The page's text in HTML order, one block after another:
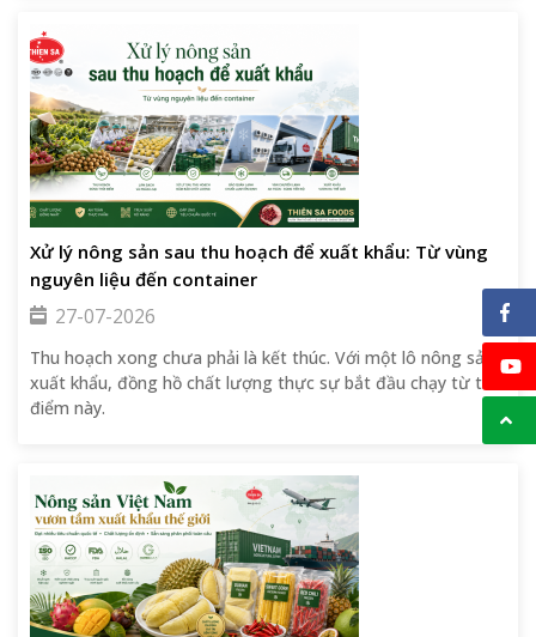
Xử lý nông sản sau thu hoạch để xuất khẩu: Từ vùng
nguyên liệu đến container
27-07-2026
Thu hoạch xong chưa phải là kết thúc. Với một lô nông sản
xuất khẩu, đồng hồ chất lượng thực sự bắt đầu chạy từ thời
điểm này.